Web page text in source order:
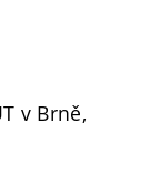
v Brně,